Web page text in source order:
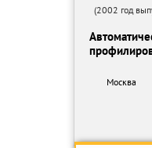
(2002 год
Москва